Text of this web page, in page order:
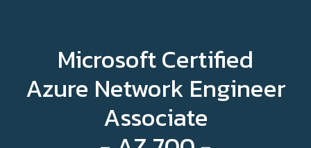
Microsoft Certified
Azure Network Engineer
Associate